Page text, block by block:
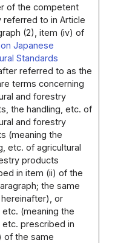
of the competent
referred to in Article
(2), item (iv) of
Japanese
Standards
referred to as the
terms concerning
and forestry
the handling, etc. of
and forestry
(meaning the
etc. of agricultural
products
in item (ii) of the
the same
or
(meaning the
prescribed in
of the same